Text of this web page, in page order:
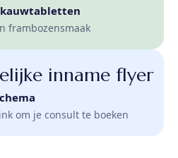
frambozensmaak
inname flyer
om je consult te boeken